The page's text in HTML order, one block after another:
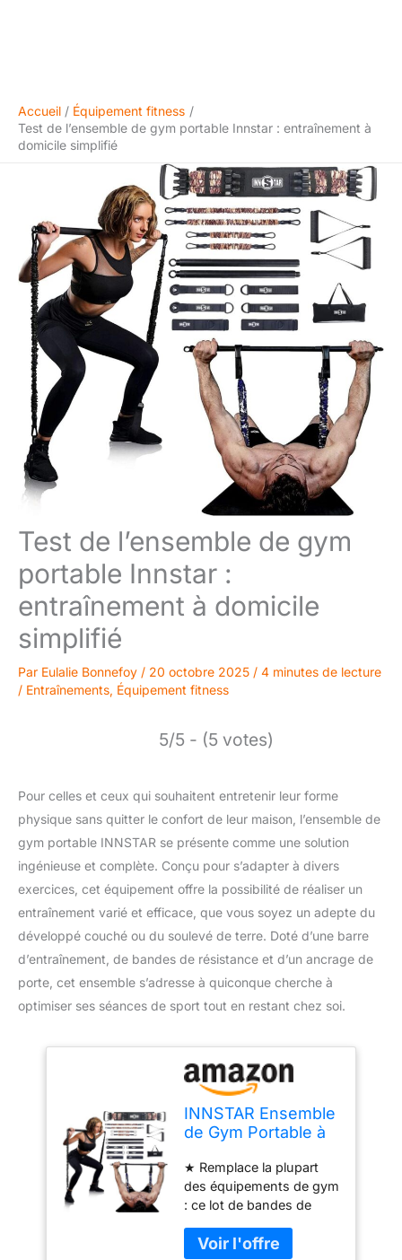
Accueil
Équipement fitness
Test de l’ensemble de gym portable Innstar : entraînement à
domicile simplifié
Test de l’ensemble de gym
portable Innstar :
entraînement à domicile
simplifié
Par Eulalie Bonnefoy / 20 octobre 2025 / 4 minutes de lecture
/ Entraînements, Équipement fitness
5/5 - (5 votes)
Pour celles et ceux qui souhaitent entretenir leur forme
physique sans quitter le confort de leur maison, l’ensemble de
gym portable INNSTAR se présente comme une solution
ingénieuse et complète. Conçu pour s’adapter à divers
exercices, cet équipement offre la possibilité de réaliser un
entraînement varié et efficace, que vous soyez un adepte du
développé couché ou du soulevé de terre. Doté d’une barre
d’entraînement, de bandes de résistance et d’un ancrage de
porte, cet ensemble s’adresse à quiconque cherche à
optimiser ses séances de sport tout en restant chez soi.
INNSTAR Ensemble
de Gym Portable à
d'entraînement,
Ensemble de
développé Banc,
Bande de
résistance pour
★ Remplace la plupart
des équipements de gym
: ce lot de bandes de
aider à terminer la plupart